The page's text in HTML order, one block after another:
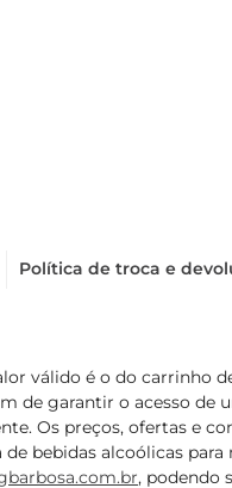
Política de troca e
válido é o do
de garantir o acesso
Os preços, ofertas e
bebidas alcoólicas
, podendo